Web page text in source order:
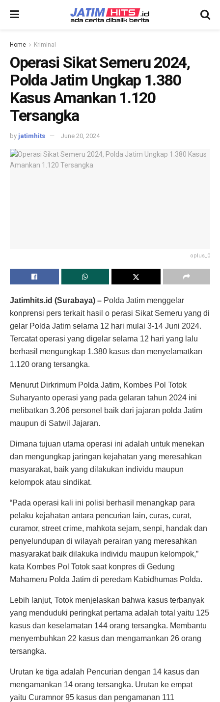
Home Kriminal
Operasi Sikat Semeru 2024,
Polda Jatim Ungkap 1.380
Kasus Amankan 1.120
Tersangka
by jatimhits June 20, 2024
oplus_0
Jatimhits.id (Surabaya) – Polda Jatim menggelar
konprensi pers terkait hasil o perasi Sikat Semeru yang di
gelar Polda Jatim selama 12 hari mulai 3-14 Juni 2024.
Tercatat operasi yang digelar selama 12 hari yang lalu
berhasil mengungkap 1.380 kasus dan menyelamatkan
1.120 orang tersangka.
Menurut Dirkrimum Polda Jatim, Kombes Pol Totok
Suharyanto operasi yang pada gelaran tahun 2024 ini
melibatkan 3.206 personel baik dari jajaran polda Jatim
maupun di Satwil Jajaran.
Dimana tujuan utama operasi ini adalah untuk menekan
dan mengungkap jaringan kejahatan yang meresahkan
masyarakat, baik yang dilakukan individu maupun
kelompok atau sindikat.
“Pada operasi kali ini polisi berhasil menangkap para
pelaku kejahatan antara pencurian lain, curas, curat,
curamor, street crime, mahkota sejam, senpi, handak dan
penyelundupan di wilayah perairan yang meresahkan
masyarakat baik dilakuka individu maupun kelompok,”
kata Kombes Pol Totok saat konpres di Gedung
Mahameru Polda Jatim di peredam Kabidhumas Polda.
Lebih lanjut, Totok menjelaskan bahwa kasus terbanyak
yang menduduki peringkat pertama adalah total yaitu 125
kasus dan keselamatan 144 orang tersangka. Membantu
menyembuhkan 22 kasus dan mengamankan 26 orang
tersangka.
Urutan ke tiga adalah Pencurian dengan 14 kasus dan
mengamankan 14 orang tersangka. Urutan ke empat
yaitu Curamnor 95 kasus dan pengamanan 111